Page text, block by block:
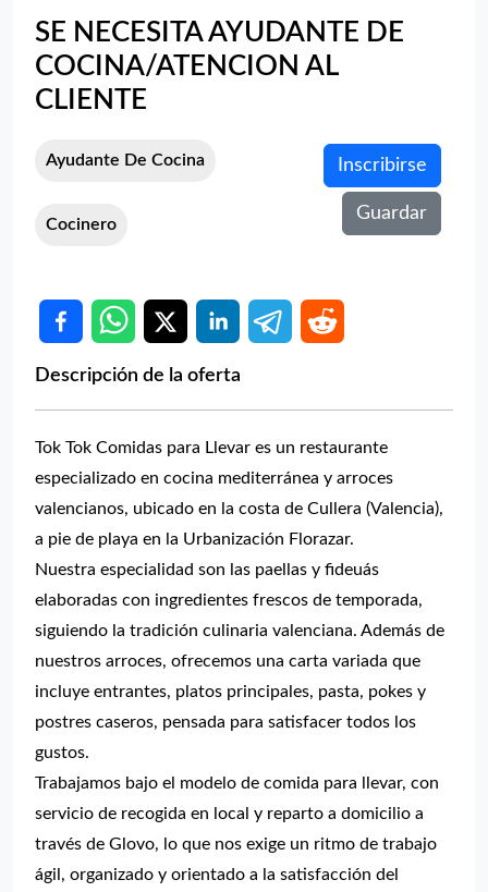
SE NECESITA AYUDANTE DE
COCINA/ATENCION AL
CLIENTE
Ayudante De Cocina
Cocinero
Inscribirse
Guardar
Descripción de la oferta
Tok Tok Comidas para Llevar es un restaurante
especializado en cocina mediterránea y arroces
valencianos, ubicado en la costa de Cullera (Valencia),
a pie de playa en la Urbanización Florazar.
Nuestra especialidad son las paellas y fideuás
elaboradas con ingredientes frescos de temporada,
siguiendo la tradición culinaria valenciana. Además de
nuestros arroces, ofrecemos una carta variada que
incluye entrantes, platos principales, pasta, pokes y
postres caseros, pensada para satisfacer todos los
gustos.
Trabajamos bajo el modelo de comida para llevar, con
servicio de recogida en local y reparto a domicilio a
través de Glovo, lo que nos exige un ritmo de trabajo
ágil, organizado y orientado a la satisfacción del